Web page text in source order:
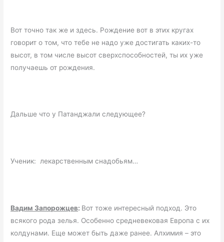
Вот точно так же и здесь. Рождение вот в этих кругах
говорит о том, что тебе не надо уже достигать каких-то
высот, в том числе высот сверхспособностей, ты их уже
получаешь от рождения.
Дальше что у Патанджали следующее?
Ученик: лекарственным снадобьям…
Вадим Запорожцев: Вот тоже интересный подход. Это
всякого рода зелья. Особенно средневековая Европа с их
колдунами. Еще может быть даже ранее. Алхимия – это